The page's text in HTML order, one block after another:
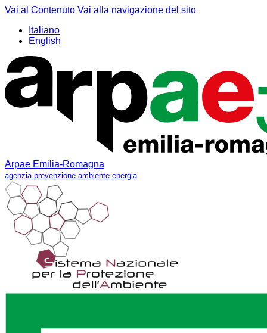
Vai al Contenuto Vai alla navigazione del sito
Italiano
English
Arpae Emilia-Romagna
agenzia prevenzione ambiente energia